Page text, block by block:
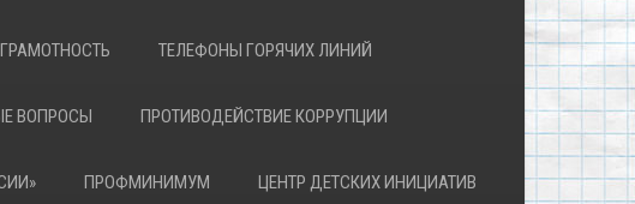
ТЕЛЕФОНЫ ГОРЯЧИХ ЛИНИЙ
ВОПРОСЫ ПРОТИВОДЕЙСТВИЕ КОРРУПЦИИ
ПРОФМИНИМУМ ЦЕНТР ДЕТСКИХ ИНИЦИАТИВ